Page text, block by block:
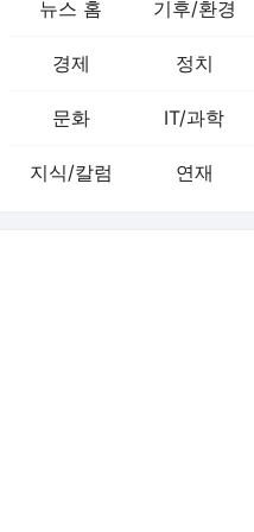
뉴스 홈 기후/환경
경제 정치
문화 IT/과학
지식/칼럼 연재